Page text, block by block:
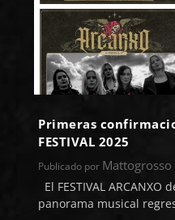
Primeras
FESTIVAL 2025
Publicado por Mattogrosso
El FESTIVAL
panorama musical